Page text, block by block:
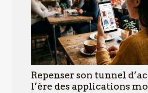
Repenser son tunnel
l’ère des applications